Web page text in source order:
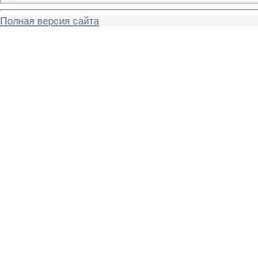
Полная версия сайта